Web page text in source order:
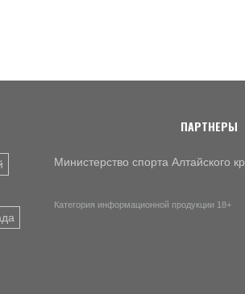
ПАРТНЕРЫ
Министерство спорта Алтайского
Категория информационной продукции 18+